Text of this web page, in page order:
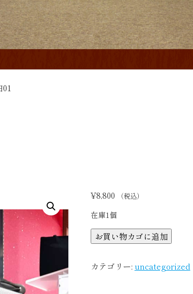
¥8,800 （税込）
在庫1個
【着
物
ー
お買い物カゴに追加
カテゴリー: uncategorized